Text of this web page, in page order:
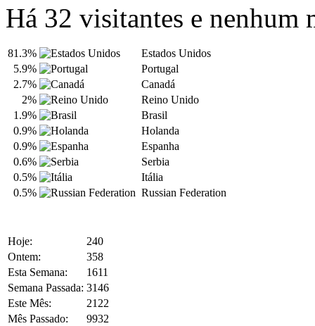
Há 32 visitantes e nenhum
81.3%
Estados Unidos
5.9%
Portugal
2.7%
Canadá
2%
Reino Unido
1.9%
Brasil
0.9%
Holanda
0.9%
Espanha
0.6%
Serbia
0.5%
Itália
0.5%
Russian Federation
Hoje:
240
Ontem:
358
Esta Semana:
1611
Semana Passada: 3146
Este Mês:
2122
Mês Passado:
9932